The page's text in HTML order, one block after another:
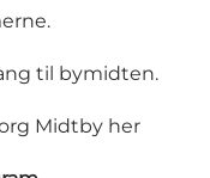
til bymidten.
Midtby her